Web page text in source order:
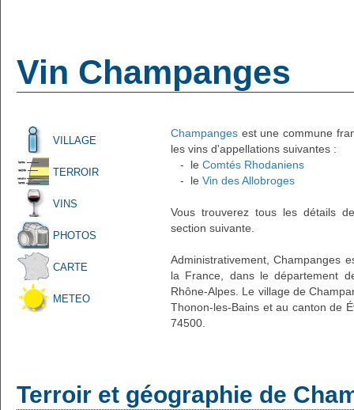
Vin Champanges
VILLAGE
TERROIR
VINS
PHOTOS
CARTE
METEO
Champanges est une commune
les vins d'appellations suivantes :
- le Comtés Rhodaniens
- le Vin des Allobroges
Vous trouverez tous les détails
section suivante.
Administrativement, Champanges
la France, dans le département
Rhône-Alpes. Le village de
Thonon-les-Bains et au canton de
74500.
Terroir et géographie de